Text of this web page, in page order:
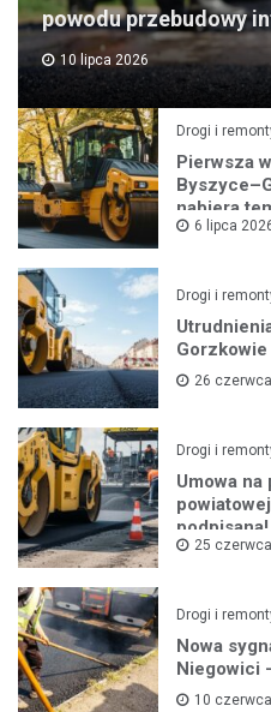
powodu przebudowy
10 lipca 2026
Drogi i
Pierwsza
nabiera
6 lipca
Drogi i
26
Drogi i
Umowa
podpisana!
25
Drogi i
Nowa
Niegowici
10